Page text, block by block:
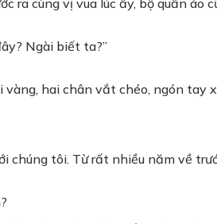
ra cùng vị vua lúc ấy, bộ quần áo
Ngài biết ta?”
vàng, hai chân vắt chéo, ngón tay
chúng tôi. Từ rất nhiều năm về